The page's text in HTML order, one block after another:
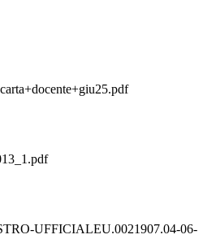
UFFICIALEU.0021907.04-06-